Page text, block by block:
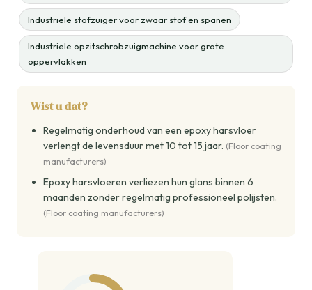
Industriele stofzuiger voor zwaar stof en spanen
Industriele opzitschrobzuigmachine voor grote
oppervlakken
Wist u dat?
Regelmatig onderhoud van een epoxy harsvloer
verlengt de levensduur met 10 tot 15 jaar. (Floor coating
manufacturers)
Epoxy harsvloeren verliezen hun glans binnen 6
maanden zonder regelmatig professioneel polijsten.
(Floor coating manufacturers)